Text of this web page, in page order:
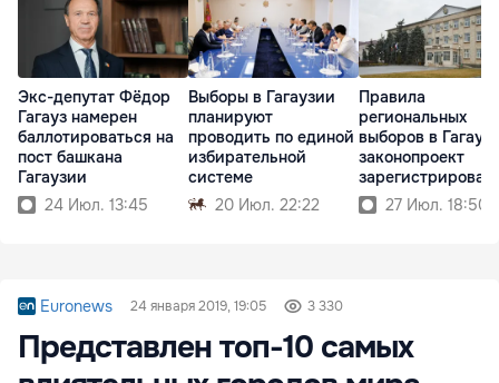
Экс-депутат Фёдор
Гагауз намерен
баллотироваться на
пост башкана
Гагаузии
24 Июл. 13:45
Выборы в Гагаузии
планируют
проводить по единой
избирательной
системе
20 Июл. 22:22
Правила
региональных
выборов в
законопроект
зарегистрирован
парламенте
27 Июл. 18:50
Euronews 24 января 2019, 19:05 3 330
Представлен топ-10 самых